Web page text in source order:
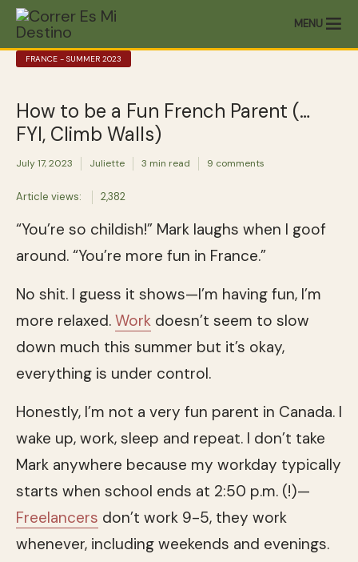
MENU
FRANCE - SUMMER 2023
How to be a Fun French Parent (…
FYI, Climb Walls)
July 17, 2023 Juliette 3 min read 9 comments
Article views: 2,382
“You’re so childish!” Mark laughs when I goof
around. “You’re more fun in France.”
No shit. I guess it shows—I’m having fun, I’m
more relaxed. Work doesn’t seem to slow
down much this summer but it’s okay,
everything is under control.
Honestly, I’m not a very fun parent in Canada. I
wake up, work, sleep and repeat. I don’t take
Mark anywhere because my workday typically
starts when school ends at 2:50 p.m. (!)—
Freelancers don’t work 9-5, they work
whenever, including weekends and evenings.